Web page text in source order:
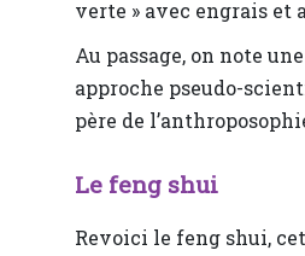
verte » avec engrais
Au passage, on note
approche pseudo-
père de
Le feng shui
Revoici le feng shui,